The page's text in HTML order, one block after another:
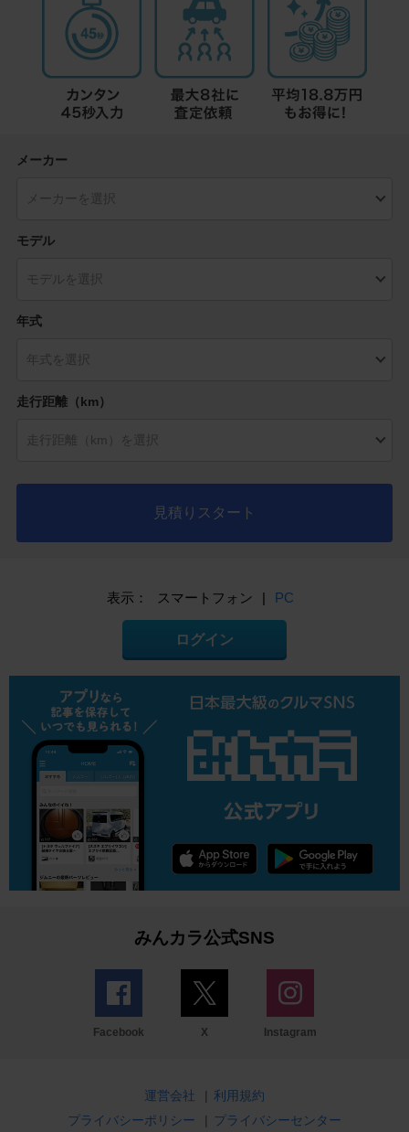
メーカー
モデル
年式
走行距離（km）
見積りスタート
表示： スマートフォン | PC
ログイン
みんカラ公式SNS
Facebook X Instagram
運営会社 | 利用規約
プライバシーポリシー
| プライバシーセンター